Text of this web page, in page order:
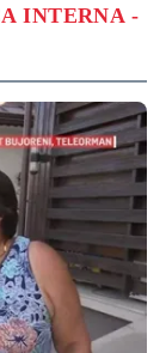
INTERNA -